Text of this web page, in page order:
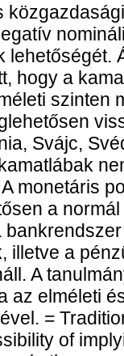
lehetőségét.
hogy a
szinten
Svájc,
monetáris
a
illetve a
A
az elméleti
=
of